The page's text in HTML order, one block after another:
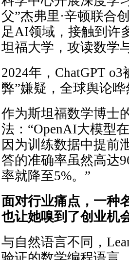
父”杰弗里·辛顿联合
足AI领域，接触到许
坦福大学，攻读数学
2024年，ChatGPT
弊”嫌疑，全球舆论哗
作为斯坦福数学博士
法：“OpenAI大模型
因为训练数据中提前
答的准确率虽然高达
率就降至5%。”
面对行业痛点，一种
也让她嗅到了创业机
与自然语言不同，